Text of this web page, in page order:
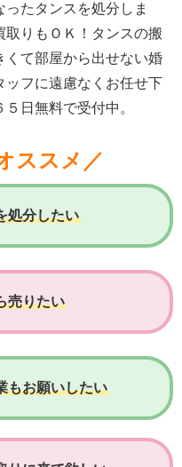
たタンスを処分しま
りもＯＫ！タンスの搬
くて部屋から出せない婚
フに遠慮なくお任せ下
日無料で受付中。
ススメ／
処分したい
売りたい
もお願いしたい